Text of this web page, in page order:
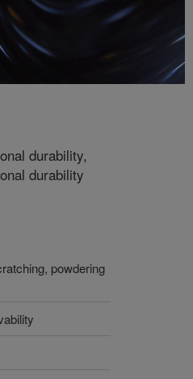
durability,
durability
powdering